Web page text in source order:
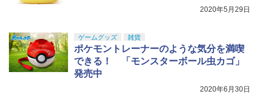
2020年5月29日
ゲームグッズ 雑貨
ポケモントレーナーのような気分を満喫
できる！ 「モンスターボール虫カゴ」
発売中
2020年6月30日